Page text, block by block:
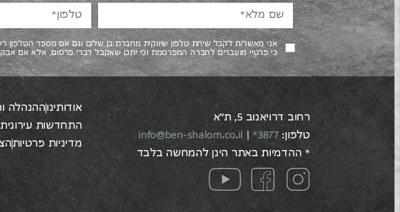
אני מאשר/ת לקבל שיחת טלפון שיווקית מחברת בן שלום וגם אם מספר
כי פרטיי מועברים לחברה המפרסמת וכי יתכן שאקבל דברי פרסום, אלא אם
רחוב דרויאנוב 5, ת"א
טלפון:3877*
info@ben-shalom.co.il
* ההדמיות באתר הינן להמחשה בלבד
אודותינוההנהלה
התחדשות עירונית
מדיניות פרטיות